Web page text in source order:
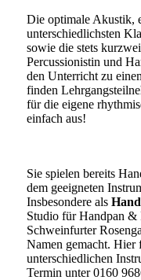
Die optimale Akustik,
unterschiedlichsten
sowie die stets
Percussionistin und
den Unterricht zu
finden
für die eigene
einfach aus!
Sie spielen bereits
dem geeigneten
Insbesondere als
Studio für Handpan &
Schweinfurter
Namen gemacht. Hier
unterschiedlichen
Termin unter 0160